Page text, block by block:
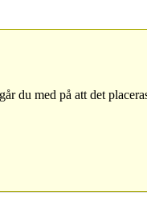
du med på att det